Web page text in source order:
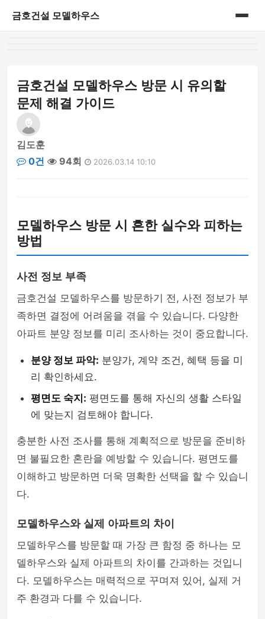
금호건설 모델하우스
금호건설 모델하우스 방문 시 유의할
문제 해결 가이드
김도훈
0건
94회 2026.03.14 10:10
모델하우스 방문 시 흔한 실수와 피하는
방법
사전 정보 부족
금호건설 모델하우스를 방문하기 전, 사전 정보가 부
족하면 결정에 어려움을 겪을 수 있습니다. 다양한
아파트 분양 정보를 미리 조사하는 것이 중요합니다.
분양 정보 파악: 분양가, 계약 조건, 혜택 등을 미
리 확인하세요.
평면도 숙지: 평면도를 통해 자신의 생활 스타일
에 맞는지 검토해야 합니다.
충분한 사전 조사를 통해 계획적으로 방문을 준비하
면 불필요한 혼란을 예방할 수 있습니다. 평면도를
이해하고 방문하면 더욱 명확한 선택을 할 수 있습니
다.
모델하우스와 실제 아파트의 차이
모델하우스를 방문할 때 가장 큰 함정 중 하나는 모
델하우스와 실제 아파트의 차이를 간과하는 것입니
다. 모델하우스는 매력적으로 꾸며져 있어, 실제 거
주 환경과 다를 수 있습니다.